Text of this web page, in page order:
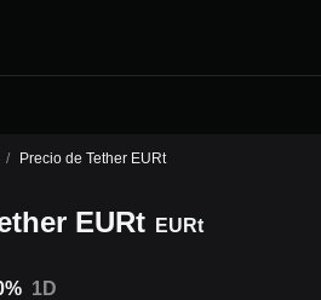
/ Precio de Tether EURt
EURt EURt
1D